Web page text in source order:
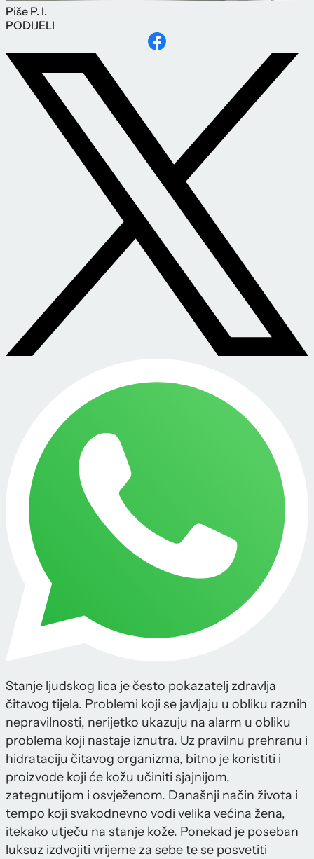
Piše P. I.
PODIJELI
Stanje ljudskog lica je često pokazatelj zdravlja
čitavog tijela. Problemi koji se javljaju u obliku raznih
nepravilnosti, nerijetko ukazuju na alarm u obliku
problema koji nastaje iznutra. Uz pravilnu prehranu i
hidrataciju čitavog organizma, bitno je koristiti i
proizvode koji će kožu učiniti sjajnijom,
zategnutijom i osvježenom. Današnji način života i
tempo koji svakodnevno vodi velika većina žena,
itekako utječu na stanje kože. Ponekad je poseban
luksuz izdvojiti vrijeme za sebe te se posvetiti